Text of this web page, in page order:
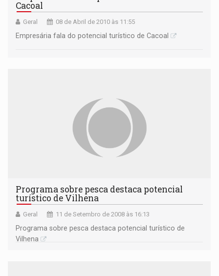
Cacoal
Geral 08 de Abril de 2010 às 11:55
Empresária fala do potencial turístico de Cacoal
Programa sobre pesca destaca potencial
turístico de Vilhena
Geral 11 de Setembro de 2008 às 16:13
Programa sobre pesca destaca potencial turístico de
Vilhena